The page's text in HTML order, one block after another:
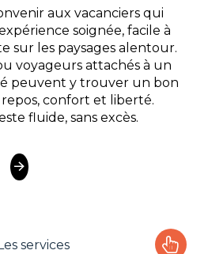
aux vacanciers qui
soignée, facile à
sur les paysages alentour.
voyageurs attachés à un
peuvent y trouver un bon
confort et liberté.
fluide, sans excès.
services